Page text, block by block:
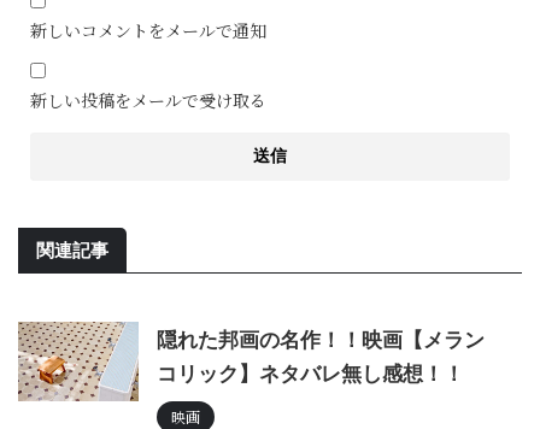
新しいコメントをメールで通知
新しい投稿をメールで受け取る
関連記事
隠れた邦画の名作！！映画【メラン
コリック】ネタバレ無し感想！！
映画